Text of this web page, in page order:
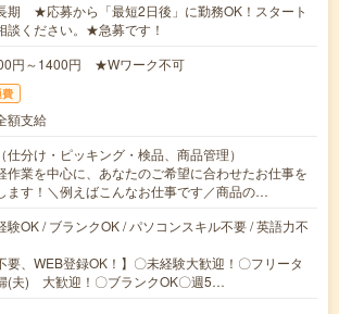
期 ★応募から「最短2日後」に勤務OK！スタート
談ください。★急募です！
円～1400円 ★Wワーク不可
額支給
仕分け・ピッキング・検品、商品管理）
作業を中心に、あなたのご希望に合わせたお仕事を
ます！＼例えばこんなお仕事です／商品の…
験OK / ブランクOK / パソコンスキル不要 / 英語力不
要、WEB登録OK！】〇未経験大歓迎！〇フリータ
(夫) 大歓迎！〇ブランクOK〇週5…